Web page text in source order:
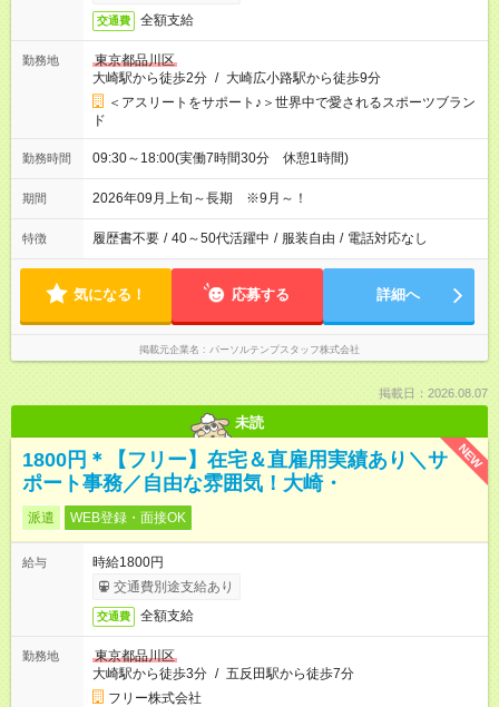
交通費 全額支給
勤務地
東京都品川区
大崎駅から徒歩2分 / 大崎広小路駅から徒歩9分
＜アスリートをサポート♪＞世界中で愛されるスポーツブラン
ド
勤務時間 09:30～18:00(実働7時間30分 休憩1時間)
期間 2026年09月上旬～長期 ※9月～！
特徴 履歴書不要 / 40～50代活躍中 / 服装自由 / 電話対応なし
気になる！ 応募する 詳細へ
掲載元企業名 パーソルテンプスタッフ株式会社
掲載日：2026.08.07
未読
NEW
1800円＊【フリー】在宅＆直雇用実績あり＼サ
ポート事務／自由な雰囲気！大崎・
派遣 WEB登録・面接OK
給与
時給1800円
交通費別途支給あり
交通費 全額支給
勤務地
東京都品川区
大崎駅から徒歩3分 / 五反田駅から徒歩7分
フリー株式会社